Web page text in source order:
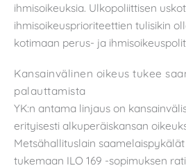
ihmisoikeuksia. Ulkopoliittisen
ihmisoikeusprioriteettien tulisikin
kotimaan perus- ja
Kansainvälinen oikeus tukee
palauttamista
YK:n antama linjaus on
erityisesti alkuperäiskansan
Metsähallituslain
tukemaan ILO 169 -sopimuksen